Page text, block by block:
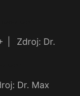
Zdroj: Dr.
Dr. Max